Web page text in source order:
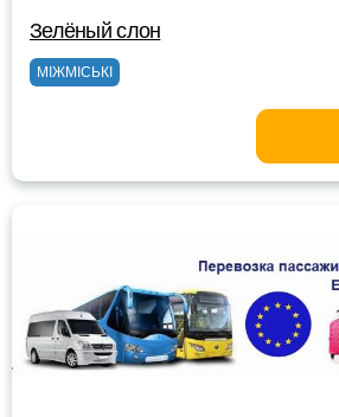
Зелёный слон
МІЖМІСЬКІ